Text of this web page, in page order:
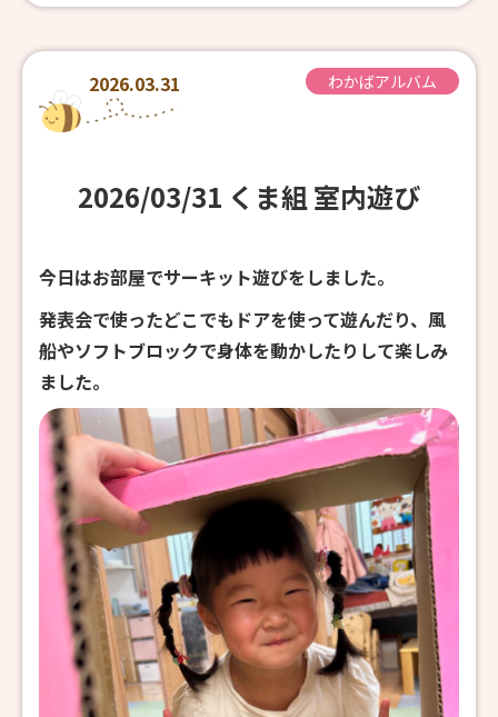
2026.03.31 わかばアルバム
2026/03/31 くま組 室内遊び
今日はお部屋でサーキット遊びをしました。
発表会で使ったどこでもドアを使って遊んだり、風
船やソフトブロックで身体を動かしたりして楽しみ
ました。